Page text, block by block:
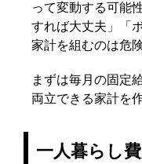
って変動する可能
すれば大丈夫」「
家計を組むのは危
まずは毎月の固定
両立できる家計を
一人暮らし